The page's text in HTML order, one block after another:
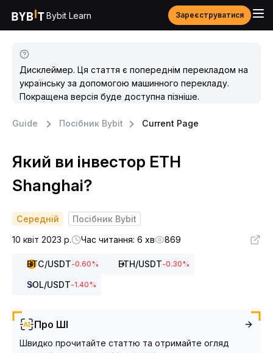
Bybit Learn Зареєструватися
Дисклеймер. Ця стаття є попереднім перекладом на
українську за допомогою машинного перекладу.
Покращена версія буде доступна пізніше.
Guide Посібник Bybit Current Page
Який ви інвестор ETH
Shanghai?
Середній
Посібник Bybit
10 квіт 2023 р.
Час читання: 6 хв 869
BTC/USDT-0.60% ETH/USDT-0.30%
SOL/USDT-1.40%
Про ШІ
Швидко прочитайте статтю та отримайте огляд